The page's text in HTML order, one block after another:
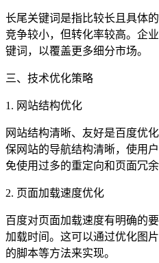
长尾关键词是指比较长且具体
竞争较小，但转化率较高。企
键词，以覆盖更多细分市场。
三、技术优化策略
1. 网站结构优化
网站结构清晰、友好是百度优
保网站的导航结构清晰，使用
免使用过多的重定向和页面冗余
2. 页面加载速度优化
百度对页面加载速度有明确的
加载时间。这可以通过优化图
的脚本等方法来实现。